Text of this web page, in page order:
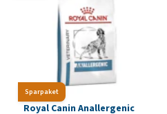
Sparpaket
Royal Canin Anallergenic